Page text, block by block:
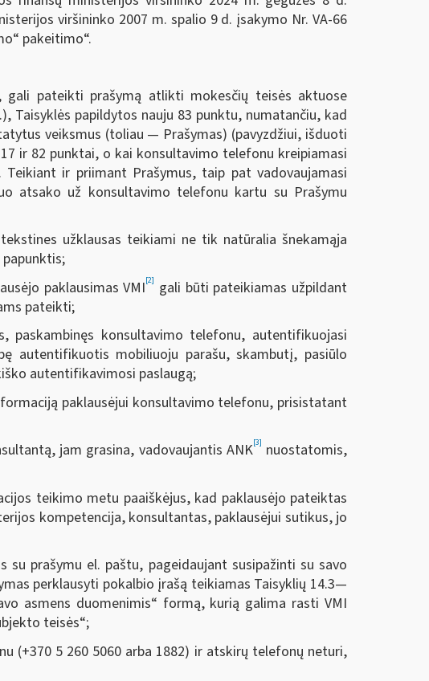
viršininko 2007 m. spalio 9 d. įsakymo Nr. VA-66
pakeitimo“.
pateikti prašymą atlikti mokesčių teisės aktuose
Taisyklės papildytos nauju 83 punktu, numatančiu, kad
veiksmus (toliau — Prašymas) (pavyzdžiui, išduoti
ir 82 punktai, o kai konsultavimo telefonu kreipiamasi
ir priimant Prašymus, taip pat vadovaujamasi
atsako už konsultavimo telefonu kartu su Prašymu
užklausas teikiami ne tik natūralia šnekamąja
paklausimas VMI[2] gali būti pateikiamas užpildant
pateikti;
paskambinęs konsultavimo telefonu, autentifikuojasi
autentifikuotis mobiliuoju parašu, skambutį, pasiūlo
autentifikavimosi paslaugą;
paklausėjui konsultavimo telefonu, prisistatant
jam grasina, vadovaujantis ANK[3] nuostatomis,
teikimo metu paaiškėjus, kad paklausėjo pateiktas
kompetencija, konsultantas, paklausėjui sutikus, jo
prašymu el. paštu, pageidaujant susipažinti su savo
perklausyti pokalbio įrašą teikiamas Taisyklių 14.3—
asmens duomenimis“ formą, kurią galima rasti VMI
teisės“;
(+370 5 260 5060 arba 1882) ir atskirų telefonų neturi,